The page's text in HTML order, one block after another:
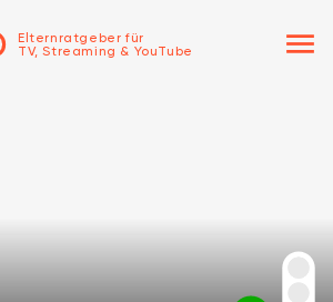
Elternratgeber für
TV, Streaming & YouTube
menu